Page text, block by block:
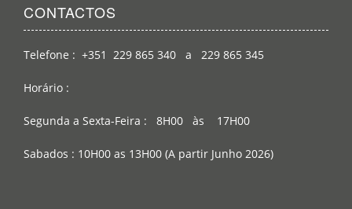
CONTACTOS
Telefone : +351 229 865 340 a 229 865 345
Horário :
Segunda a Sexta-Feira : 8H00 às 17H00
Sabados : 10H00 as 13H00 (A partir Junho 2026)